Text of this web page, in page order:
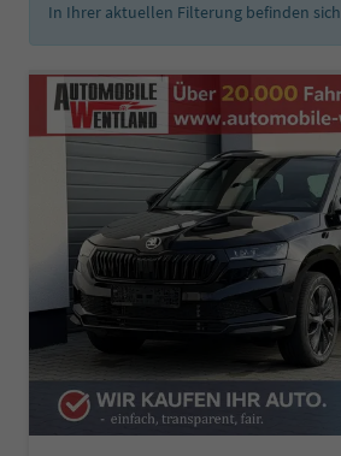
In Ihrer aktuellen Filterung befinden sich